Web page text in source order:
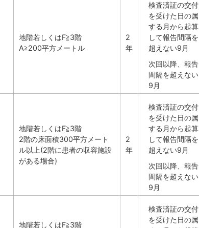
地階若しくはF≧3階
A≧200平方メートル
2
年
検査済証の交付
を受けた日の属
する月から起算
して報告間隔を
超えない9月
次回以降、報告
間隔を超えない
9月
地階若しくはF≧3階
2階の床面積300平方メート
ル以上(2階に患者の収容施設
がある場合)
2
年
検査済証の交付
を受けた日の属
する月から起算
して報告間隔を
超えない9月
次回以降、報告
間隔を超えない
9月
地階若しくはF≧3階
検査済証の交付
を受けた日の属